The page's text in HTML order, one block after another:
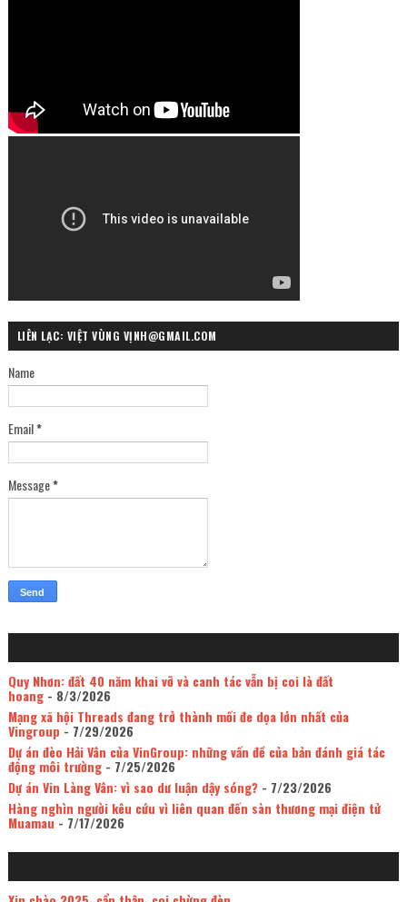
LIÊN LẠC: VIỆT VÙNG VỊNH@GMAIL.COM
Name
Email*
Message*
Quy Nhơn: đất 40 năm khai vỡ và canh tác vẫn bị coi là đất
hoang- 8/3/2026
Mạng xã hội Threads đang trở thành mối đe dọa lớn nhất của
Vingroup - 7/29/2026
Dự án đèo Hải Vân của VinGroup: những vấn đề của bản đánh giá tác
động môi trường- 7/25/2026
Dự án Vin Làng Vân: vì sao dư luận dậy sóng?- 7/23/2026
Hàng nghìn người kêu cứu vì liên quan đến sàn thương mại điện tử
Muamau- 7/17/2026